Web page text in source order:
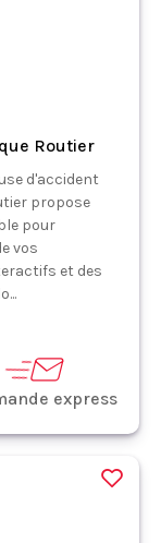
Routier
d'accident
propose
pour
vos
et des
express